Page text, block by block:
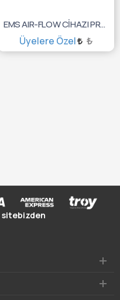
EMS AIR-FLOW CİHAZI PROPHYLAXIS MASTER
Üyelere Özel ₺
sitebizden